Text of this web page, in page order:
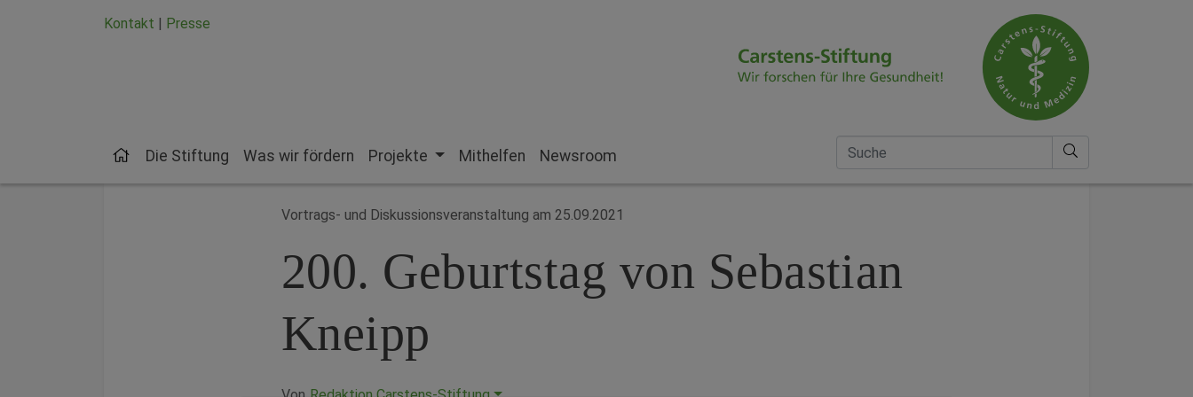
Kontakt | Presse
Die Stiftung Was wir fördern Projekte Mithelfen Newsroom
Suche nach
Vortrags- und Diskussionsveranstaltung am 25.09.2021
200. Geburtstag von Sebastian
Kneipp